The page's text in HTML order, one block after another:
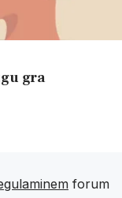
gra
forum